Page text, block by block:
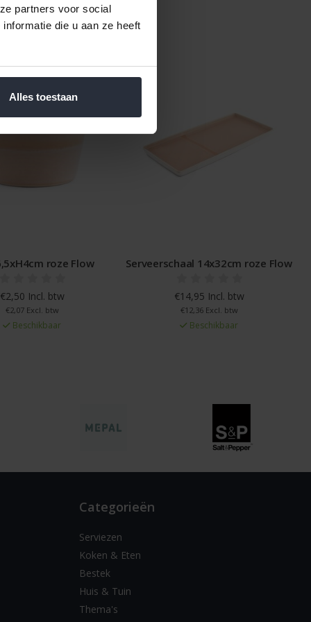
partners voor social
die u aan ze heeft
Alles toestaan
roze Flow
€2,50 Incl. btw
€2,07 Excl. btw
Beschikbaar
Serveerschaal 14x32cm roze Flow
€14,95 Incl. btw
€12,36 Excl. btw
Beschikbaar
Categorieën
Serviezen
Koken & Eten
Bestek
Huis & Tuin
Thema's